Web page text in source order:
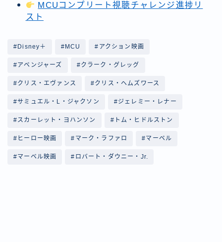
MCUコンプリート視聴チャレンジ進捗リ
スト
#Disney＋ #MCU #アクション映画
#アベンジャーズ #クラーク・グレッグ
#クリス・エヴァンス #クリス・ヘムズワース
#サミュエル・L・ジャクソン #ジェレミー・レナー
#スカーレット・ヨハンソン #トム・ヒドルストン
#ヒーロー映画 #マーク・ラファロ #マーベル
#マーベル映画 #ロバート・ダウニー・Jr.